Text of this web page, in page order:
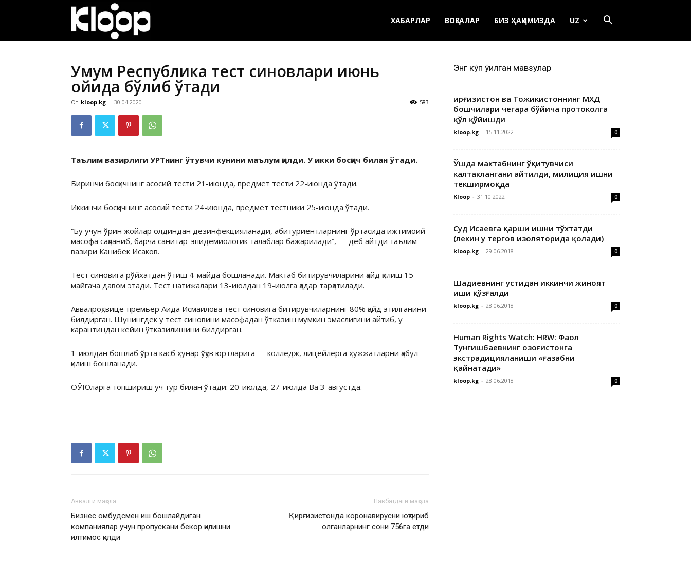
ХАБАРЛАР ВОҚЕАЛАР БИЗ ҲАҚИМИЗДА UZ
Умум Республика тест синовлари июнь
ойида бўлиб ўтади
От kloop.kg - 30.04.2020 583
Таълим вазирлиги УРТнинг ўтувчи кунини маълум қилди. У икки босқич билан ўтади.
Биринчи босқичнинг асосий тести 21-июнда, предмет тести 22-июнда ўтади.
Иккинчи босқичнинг асосий тести 24-июнда, предмет тестники 25-июнда ўтади.
“Бу учун ўрин жойлар олдиндан дезинфекцияланади, абитуриентларнинг ўртасида ижтимоий
масофа сақланиб, барча санитар-эпидемиологик талаблар бажарилади”, — деб айтди таълим
вазири Канибек Исаков.
Тест синовига рўйхатдан ўтиш 4-майда бошланади. Мактаб битирувчиларини қайд қилиш 15-
майгача давом этади. Тест натижалари 13-июлдан 19-июлга қадар тарқатилади.
Аввалроқ, вице-премьер Аида Исмаилова тест синовига битирувчиларнинг 80% қайд этилганини
билдирган. Шунингдек у тест синовини масофадан ўтказиш мумкин эмаслигини айтиб, у
карантиндан кейин ўтказилишини билдирган.
1-июлдан бошлаб ўрта касб ҳунар ўқув юртларига — колледж, лицейлерга ҳужжатларни қабул
қилиш бошланади.
ОЎЮларга топшириш уч тур билан ўтади: 20-июлда, 27-июлда Ва 3-августда.
Аввалги мақола
Бизнес омбудсмен иш бошлайдиган
компаниялар учун пропускани бекор қилишни
илтимос қилди
Навбатдаги мақола
Қирғизистонда коронавирусни юқтириб
олганларнинг сони 756га етди
Энг кўп ўқилган мавзулар
Қирғизистон ва Тожикистоннинг МХДҚ
бошчилари чегара бўйича протоколга
қўл қўйишди
kloop.kg - 15.11.2022 0
Ўшда мактабнинг ўқитувчиси
калтаклангани айтилди, милиция ишни
текширмоқда
Kloop - 31.10.2022 0
Суд Исаевга қарши ишни тўхтатди
(лекин у тергов изоляторида қолади)
kloop.kg - 29.06.2018 0
Шадиевнинг устидан иккинчи жиноят
иши қўзғалди
kloop.kg - 28.06.2018 0
Human Rights Watch: HRW: Фаол
Тунгишбаевнинг Қозоғистонга
экстрадицияланиши «ғазабни
қайнатади»
kloop.kg - 28.06.2018 0